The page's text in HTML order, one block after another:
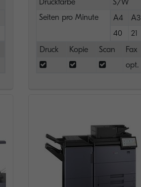
Druckfarbe
S/W
Seiten pro Minute
A4
A3
40
21
Druck
Kopie Scan
Fax
opt.